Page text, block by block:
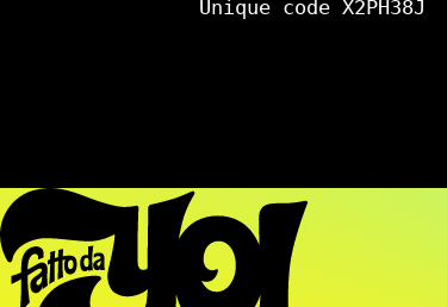
Unique code X2PH38J